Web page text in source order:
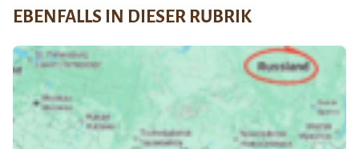
EBENFALLS IN DIESER RUBRIK